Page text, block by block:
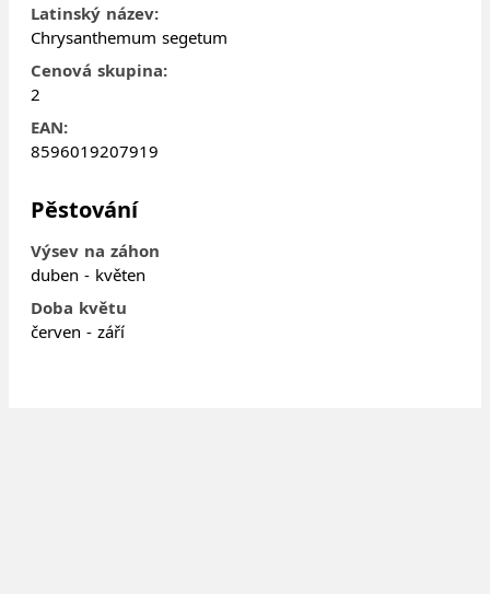
Latinský název:
Chrysanthemum segetum
Cenová skupina:
2
EAN:
8596019207919
Pěstování
Výsev na záhon
duben - květen
Doba květu
červen - září